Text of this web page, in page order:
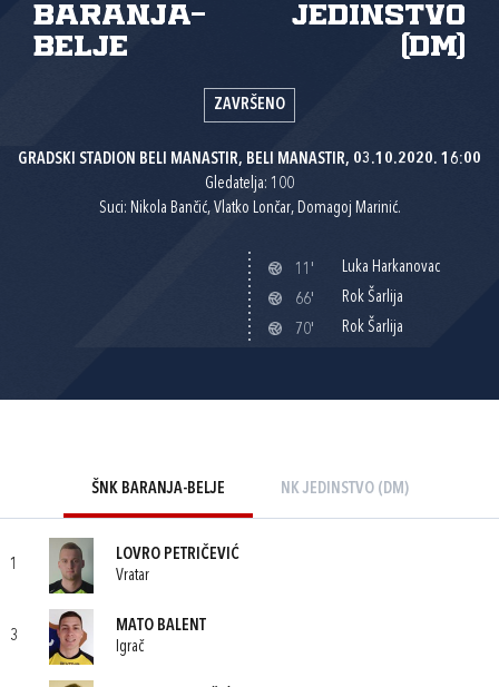
Baranja-
Belje
Jedinstvo
(DM)
ZAVRŠENO
GRADSKI STADION BELI MANASTIR, BELI MANASTIR, 03.10.2020. 16:00
Gledatelja: 100
Suci: Nikola Bančić, Vlatko Lončar, Domagoj Marinić.
11'
Luka Harkanovac
66'
Rok Šarlija
70'
Rok Šarlija
ŠNK BARANJA-BELJE NK JEDINSTVO (DM)
1
LOVRO PETRIČEVIĆ
Vratar
3
MATO BALENT
Igrač